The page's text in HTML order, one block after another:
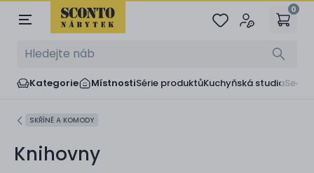
0
Kategorie MístnostiSérie produktůKuchyňská studia
SKŘÍNĚ A KOMODY
Knihovny